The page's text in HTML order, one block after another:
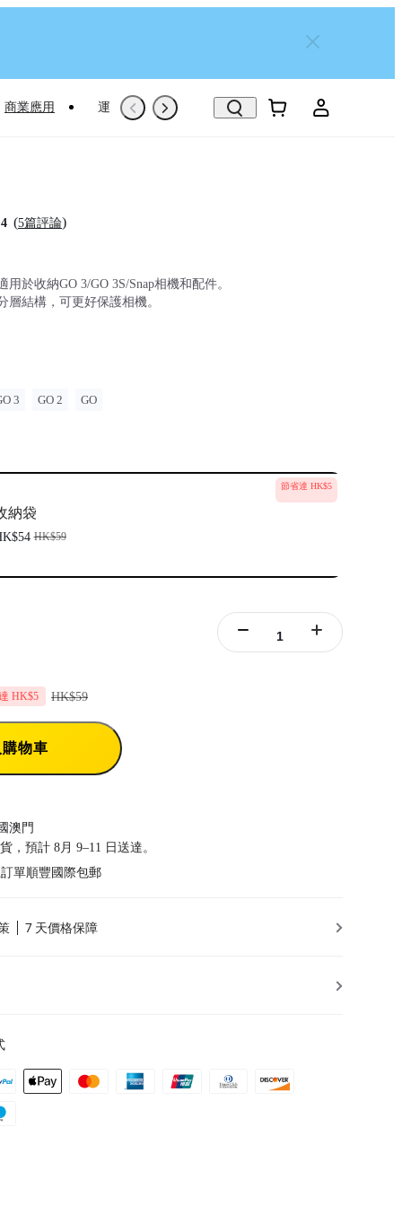
商業應用 運動專屬推薦 Trade-In 翻新機
(5篇評論)
用於收納GO 3/GO 3S/Snap相機和配件。
層結構，可更好保護相機。
3 GO 2 GO
節省達 HK$5
納袋
HK$59
HK$5 HK$59
物車
澳門
，預計 8月 9–11 日送達。
單順豐國際包郵
7 天價格保障